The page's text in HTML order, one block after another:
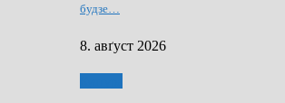
будзе…
8. авґуст 2026